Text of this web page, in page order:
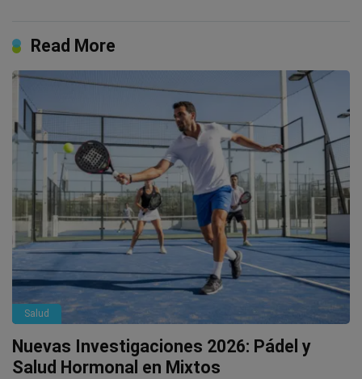
Read More
Salud
Nuevas Investigaciones 2026: Pádel y
Salud Hormonal en Mixtos